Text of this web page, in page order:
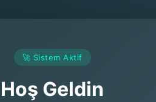
🚀 Sistem Aktif
Hoş Geldin